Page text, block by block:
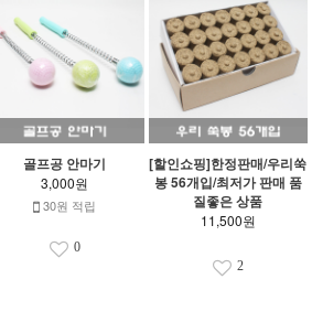
골프공 안마기
3,000원
30원 적립
0
[할인쇼핑]한정판매/우리쑥
봉 56개입/최저가 판매 품
질좋은 상품
11,500원
2